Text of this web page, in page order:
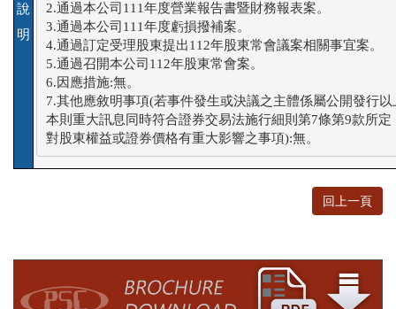
說
明
2.通過本公司111年度營業報告書暨財務報表案。
3.通過本公司111年度虧損撥補案。
4.通過訂定受理股東提出112年股東常會議案相關事宜案。
5.通過召開本公司112年股東常會案。
6.因應措施:無。
7.其他應敘明事項(若事件發生或決議之主體係屬公開發行以
本則重大訊息同時符合證券交易法施行細則第7條第9款所定
對股東權益或證券價格有重大影響之事項):無。
回上一頁